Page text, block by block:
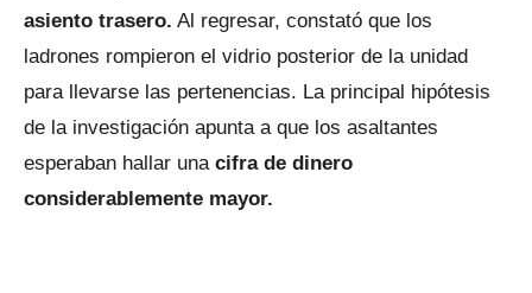
asiento trasero. Al regresar, constató que los
ladrones rompieron el vidrio posterior de la unidad
para llevarse las pertenencias. La principal hipótesis
de la investigación apunta a que los asaltantes
esperaban hallar una cifra de dinero
considerablemente mayor.